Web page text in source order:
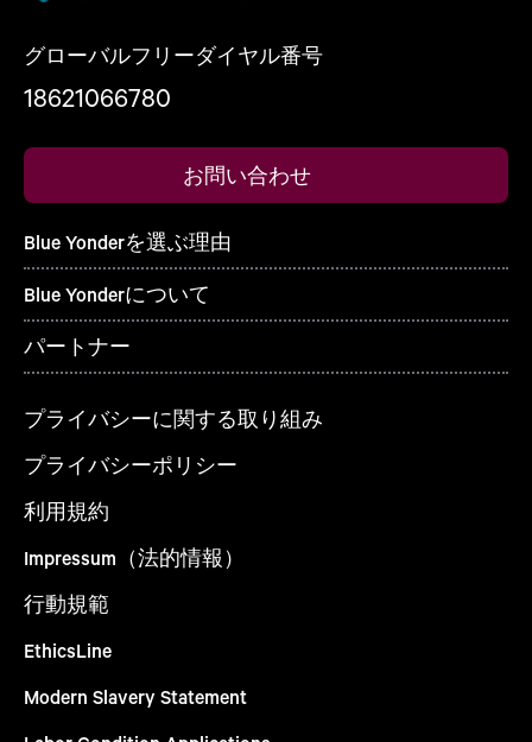
グローバルフリーダイヤル番号
18621066780
お問い合わせ
Blue Yonderを選ぶ理由
Blue Yonderについて
パートナー
プライバシーに関する取り組み
プライバシーポリシー
利用規約
Impressum（法的情報）
行動規範
EthicsLine
Modern Slavery Statement